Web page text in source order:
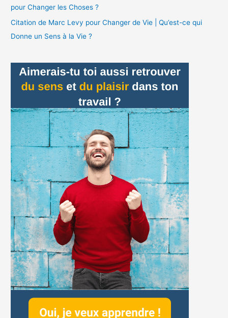
pour Changer les Choses ?
Citation de Marc Levy pour Changer de Vie | Qu’est-ce qui
Donne un Sens à la Vie ?